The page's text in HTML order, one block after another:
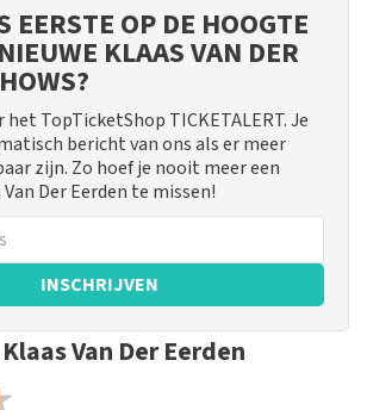
EERSTE OP DE HOOGTE
KLAAS VAN DER
TopTicketShop TICKETALERT. Je
bericht van ons als er meer
zijn. Zo hoef je nooit meer een
Der Eerden te missen!
INSCHRIJVEN
Van Der Eerden